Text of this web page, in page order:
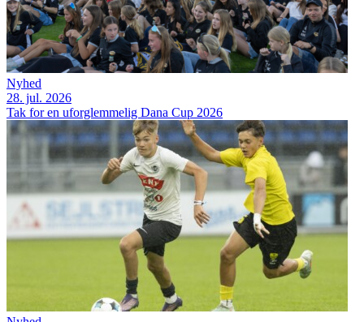
Nyhed
28. jul. 2026
Tak for en uforglemmelig Dana Cup 2026